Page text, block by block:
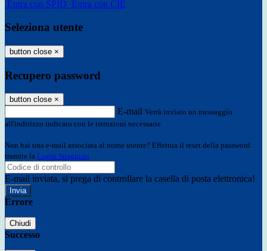
Entra con SPID Entra con CIE
Seleziona utente
button close ×
Recupero password
button close ×
E-mail Verrà inviato un messaggio
all'indirizzo indicato con le istruzioni necessarie.
Non hai una e-mail associata al nome utente? Effettua il reset della password
tramite la Login Spaggiari
E-mail inviata, si prega di controllare la casella di posta elettronica!
Errore
Chiudi
Successo